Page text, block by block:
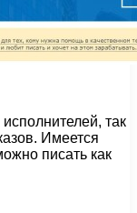
так
Имеется
писать как